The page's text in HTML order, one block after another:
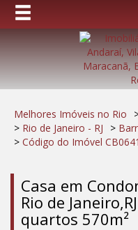
Melhores Imóveis no Rio
> Rio de Janeiro - RJ >
> Código do Imóvel CB0641
Casa em
Rio de
quartos 570m²